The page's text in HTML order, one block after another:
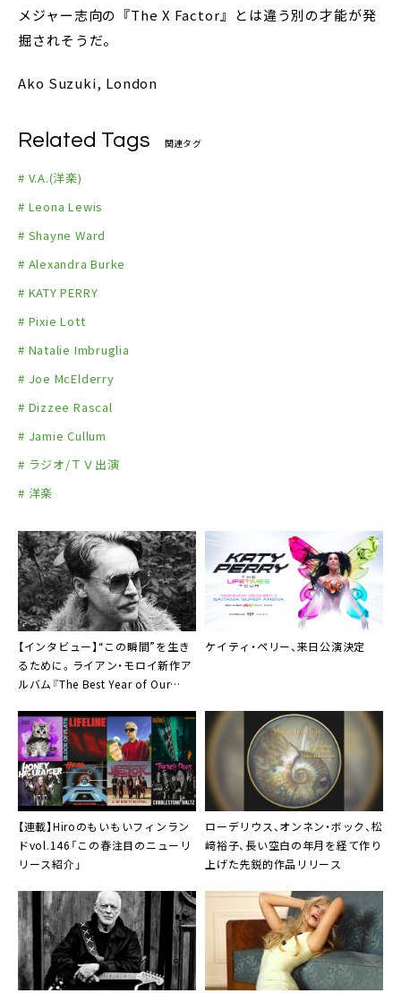
メジャー志向の『The X Factor』とは違う別の才能が発
掘されそうだ。
Ako Suzuki, London
Related Tags 関連タグ
# V.A.(洋楽)
# Leona Lewis
# Shayne Ward
# Alexandra Burke
# KATY PERRY
# Pixie Lott
# Natalie Imbruglia
# Joe McElderry
# Dizzee Rascal
# Jamie Cullum
# ラジオ/ＴＶ出演
# 洋楽
【インタビュー】“この瞬間”を生き
るために。ライアン・モロイ新作ア
ルバム『The Best Year of Our
ケイティ・ペリー、来日公演決定
【連載】Hiroのもいもいフィンラン
ドvol.146「この春注目のニューリ
リース紹介」
ローデリウス 、オンネン・ボック、松
﨑裕子、長い空白の年月を経て作り
上げた先鋭的作品リリース